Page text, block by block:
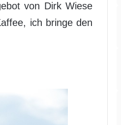
von Dirk Wiese
ich bringe den